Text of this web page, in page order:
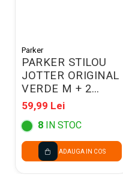
Parker
PARKER STILOU
JOTTER ORIGINAL
VERDE M + 2
PATROANE
CERNEALA 160387
59,99 Lei
8 IN STOC
ADAUGA IN COS